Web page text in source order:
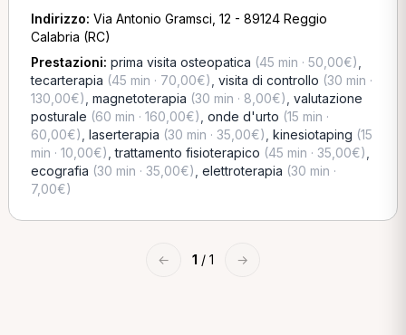
Indirizzo: Via Antonio Gramsci, 12 - 89124 Reggio
Calabria (RC)
Prestazioni: prima visita osteopatica (45 min · 50,00€)
tecarterapia (45 min · 70,00€) visita di controllo (30 min ·
130,00€) magnetoterapia (30 min · 8,00€) valutazione
posturale (60 min · 160,00€) onde d'urto (15 min ·
60,00€) laserterapia (30 min · 35,00€) kinesiotaping (15
min · 10,00€) ,trattamento fisioterapico (45 min · 35,00€)
ecografia (30 min · 35,00€) elettroterapia (30 min ·
7,00€)
← 1 / 1 →